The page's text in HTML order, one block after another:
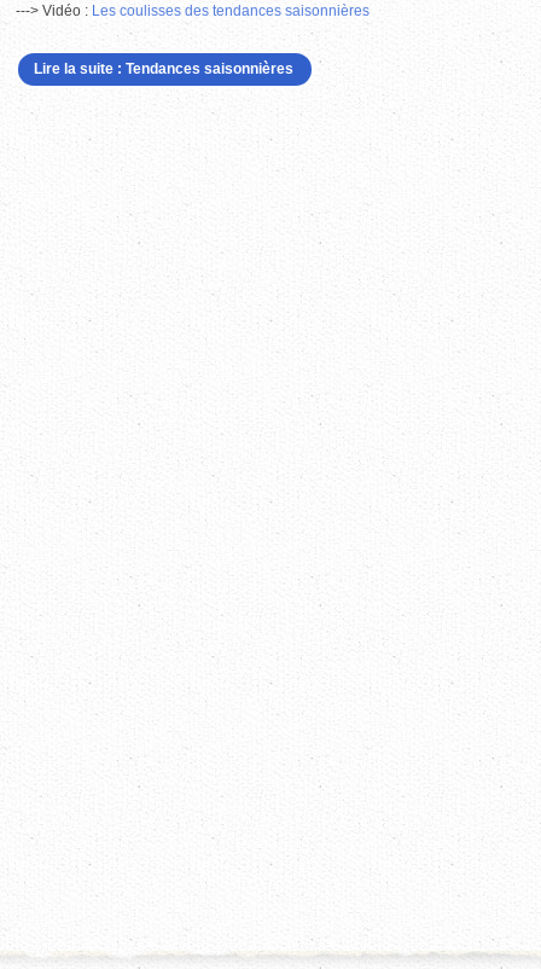
---> Vidéo : Les coulisses des tendances saisonnières
Lire la suite : Tendances saisonnières